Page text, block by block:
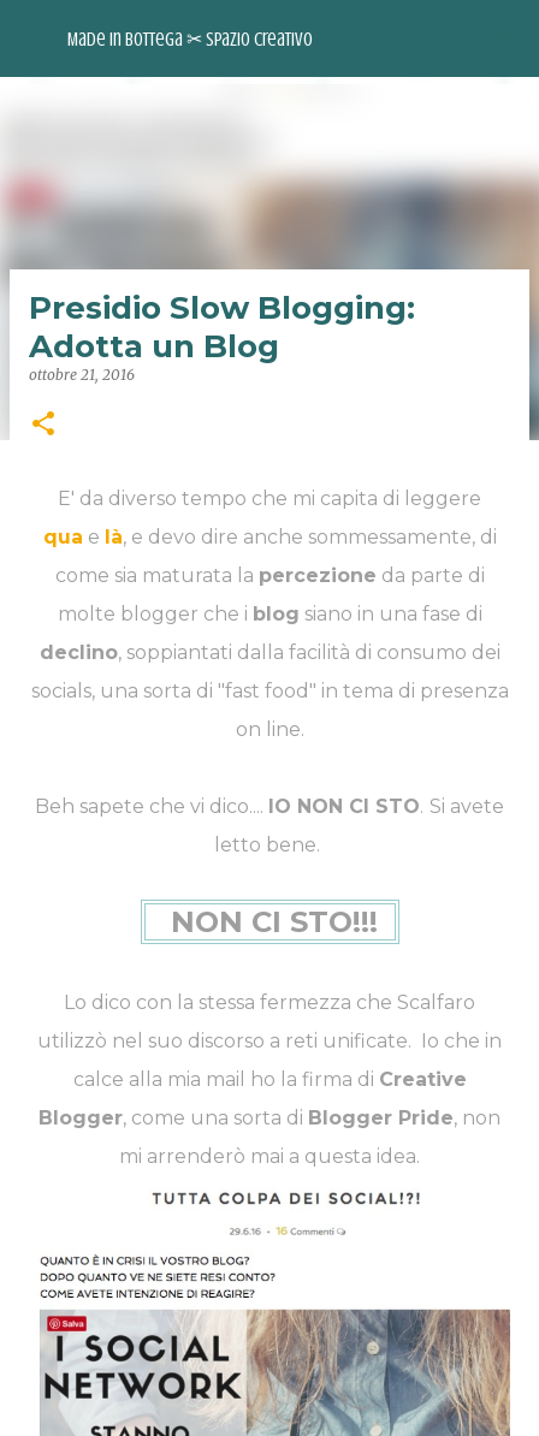
Passa ai contenuti principali
Made in Bottega ✂︎ Spazio Creativo
INSTAGRAM PINTEREST
Presidio Slow Blogging:
Adotta un Blog
ottobre 21, 2016
E' da diverso tempo che mi capita di leggere
qua e là, e devo dire anche sommessamente, di
come sia maturata la percezione da parte di
molte blogger che i blog siano in una fase di
declino, soppiantati dalla facilità di consumo dei
socials, una sorta di "fast food" in tema di presenza
on line.
Beh sapete che vi dico.... IO NON CI STO. Si avete
letto bene.
NON CI STO!!!
Lo dico con la stessa fermezza che Scalfaro
utilizzò nel suo discorso a reti unificate. Io che in
calce alla mia mail ho la firma di Creative
Blogger, come una sorta di Blogger Pride, non
mi arrenderò mai a questa idea.